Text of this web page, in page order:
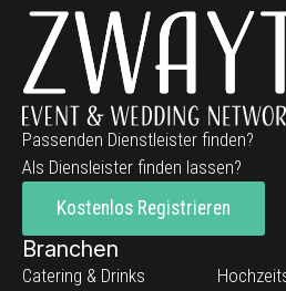
Passenden Dienstleister finden?
Als Diensleister finden lassen?
Kostenlos Registrieren
Branchen
Catering & Drinks